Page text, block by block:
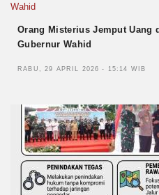
Orang Misterius Jemput Uang
Gubernur Wahid
RABU, 29 APRIL 2026 - 15:14 WIB